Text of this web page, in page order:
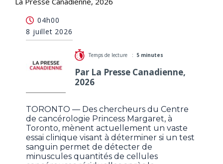
pourrait détecter le cancer
04h00
8 juillet 2026
Temps de lecture : 5 minutes
Par La Presse Canadienne,
2026
TORONTO — Des chercheurs du Centre
de cancérologie Princess Margaret, à
Toronto, mènent actuellement un vaste
essai clinique visant à déterminer si un test
sanguin permet de détecter de
minuscules quantités de cellules